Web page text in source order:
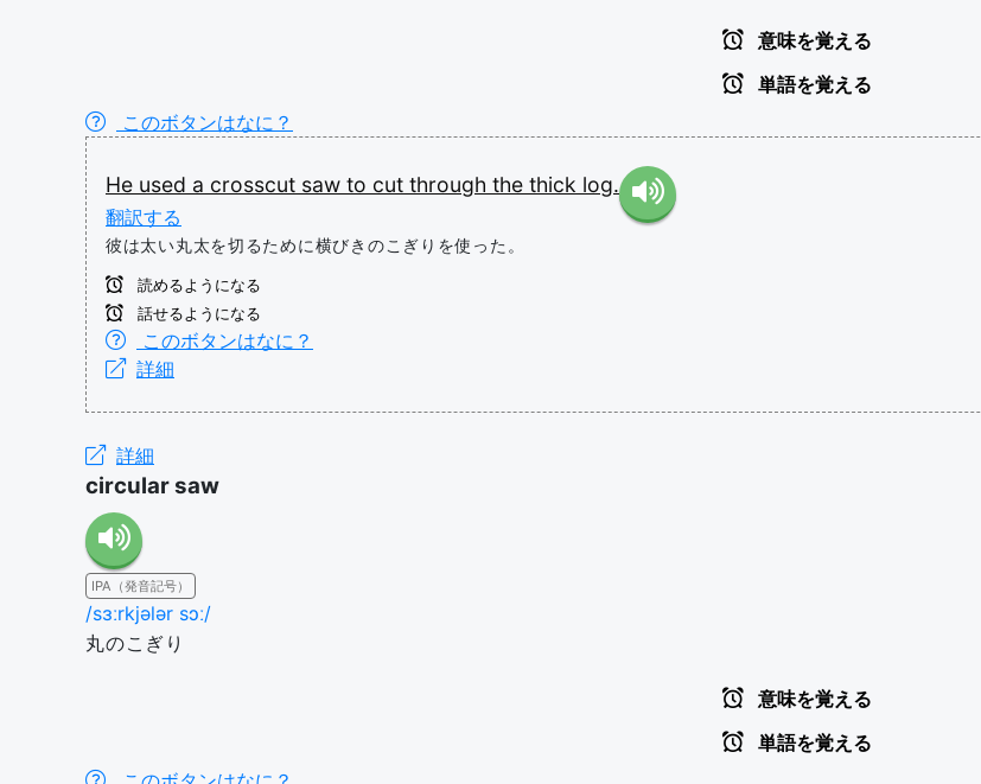
意味を覚える
単語を覚える
このボタンはなに？
He used a crosscut saw to cut through the thick log.
翻訳する
彼は太い丸太を切るために横びきのこぎりを使った。
読めるようになる
話せるようになる
このボタンはなに？
詳細
詳細
circular saw
IPA（発音記号）
/sɜːrkjələr sɔː/
丸のこぎり
意味を覚える
単語を覚える